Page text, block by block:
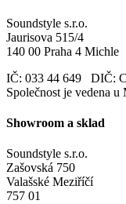
Soundstyle s.r.o.
Jaurisova 515/4
140 00 Praha 4 Michle
IČ: 033 44 649 DIČ:
Společnost je vedena u
Showroom a sklad
Soundstyle s.r.o.
Zašovská 750
Valašské Meziříčí
757 01